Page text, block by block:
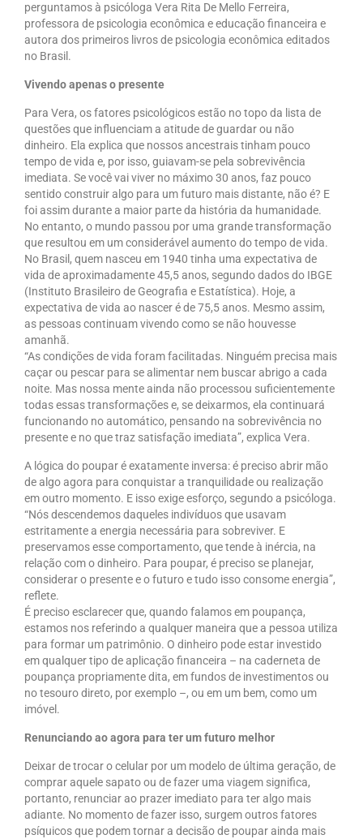
perguntamos à psicóloga Vera Rita De Mello Ferreira,
professora de psicologia econômica e educação financeira e
autora dos primeiros livros de psicologia econômica editados
no Brasil.
Vivendo apenas o presente
Para Vera, os fatores psicológicos estão no topo da lista de
questões que influenciam a atitude de guardar ou não
dinheiro. Ela explica que nossos ancestrais tinham pouco
tempo de vida e, por isso, guiavam-se pela sobrevivência
imediata. Se você vai viver no máximo 30 anos, faz pouco
sentido construir algo para um futuro mais distante, não é? E
foi assim durante a maior parte da história da humanidade.
No entanto, o mundo passou por uma grande transformação
que resultou em um considerável aumento do tempo de vida.
No Brasil, quem nasceu em 1940 tinha uma expectativa de
vida de aproximadamente 45,5 anos, segundo dados do IBGE
(Instituto Brasileiro de Geografia e Estatística). Hoje, a
expectativa de vida ao nascer é de 75,5 anos. Mesmo assim,
as pessoas continuam vivendo como se não houvesse
amanhã.
“As condições de vida foram facilitadas. Ninguém precisa mais
caçar ou pescar para se alimentar nem buscar abrigo a cada
noite. Mas nossa mente ainda não processou suficientemente
todas essas transformações e, se deixarmos, ela continuará
funcionando no automático, pensando na sobrevivência no
presente e no que traz satisfação imediata”, explica Vera.
A lógica do poupar é exatamente inversa: é preciso abrir mão
de algo agora para conquistar a tranquilidade ou realização
em outro momento. E isso exige esforço, segundo a psicóloga.
“Nós descendemos daqueles indivíduos que usavam
estritamente a energia necessária para sobreviver. E
preservamos esse comportamento, que tende à inércia, na
relação com o dinheiro. Para poupar, é preciso se planejar,
considerar o presente e o futuro e tudo isso consome energia”,
reflete.
É preciso esclarecer que, quando falamos em poupança,
estamos nos referindo a qualquer maneira que a pessoa utiliza
para formar um patrimônio. O dinheiro pode estar investido
em qualquer tipo de aplicação financeira – na caderneta de
poupança propriamente dita, em fundos de investimentos ou
no tesouro direto, por exemplo –, ou em um bem, como um
imóvel.
Renunciando ao agora para ter um futuro melhor
Deixar de trocar o celular por um modelo de última geração, de
comprar aquele sapato ou de fazer uma viagem significa,
portanto, renunciar ao prazer imediato para ter algo mais
adiante. No momento de fazer isso, surgem outros fatores
psíquicos que podem tornar a decisão de poupar ainda mais